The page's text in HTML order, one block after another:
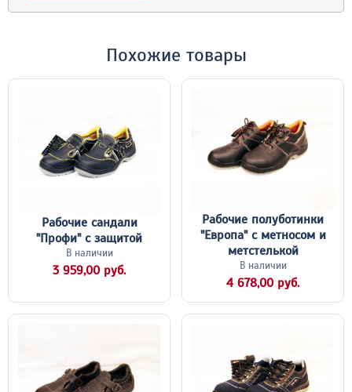
Похожие товары
Рабочие сандали
"Профи" с защитой
В наличии
3 959,00 руб.
Рабочие полуботинки
"Европа" с метносом и
метстелькой
В наличии
4 678,00 руб.